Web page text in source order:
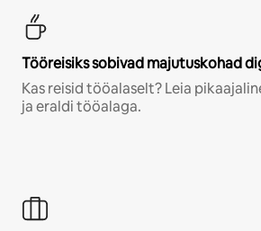
Tööreisiks sobivad majutuskohad
Kas reisid tööalaselt? Leia
ja eraldi tööalaga.